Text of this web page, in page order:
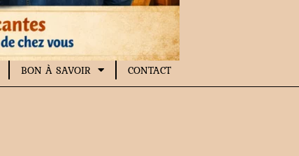
BON À SAVOIR CONTACT